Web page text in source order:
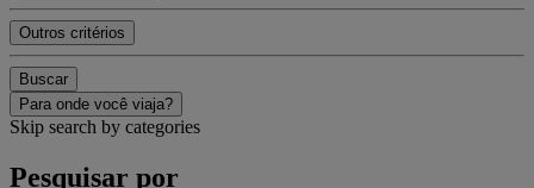
Outros critérios
Buscar
Para onde você viaja?
Skip search by categories
Pesquisar por